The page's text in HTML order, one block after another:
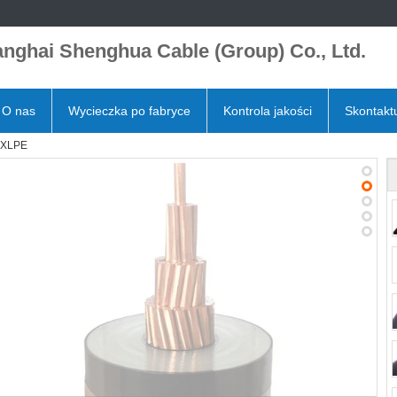
Shenghua Cable (Group) Co., Ltd.
O nas Wycieczka po fabryce Kontrola jakości